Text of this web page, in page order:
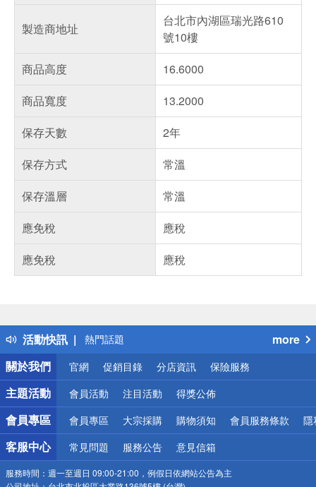
製造商地址
台北市內湖區瑞光路610
號10樓
商品高度
16.6000
商品寬度
13.2000
保存天數
2年
保存方式
常溫
保存溫層
常溫
應免稅
應稅
應免稅
應稅
活動快訊
得獎公告
熱門話題
銀行優惠
偏遠地區配送
詐騙網頁！請小心！
more
關於我們
官網 促銷目錄 分店資訊 保險服務
主題活動 會員活動 注目活動 得獎公佈
會員專區 會員專區 大宗採購 購物須知 會員服務條款 隱
客服中心 常見問題 服務公告 意見信箱
服務時間： 週一至週日 09:00-21:00，例假日依網站公告為主